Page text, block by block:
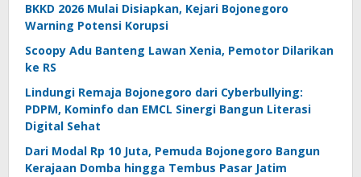
BKKD 2026 Mulai Disiapkan, Kejari Bojonegoro
Warning Potensi Korupsi
Scoopy Adu Banteng Lawan Xenia, Pemotor Dilarikan
ke RS
Lindungi Remaja Bojonegoro dari Cyberbullying:
PDPM, Kominfo dan EMCL Sinergi Bangun Literasi
Digital Sehat
Dari Modal Rp 10 Juta, Pemuda Bojonegoro Bangun
Kerajaan Domba hingga Tembus Pasar Jatim